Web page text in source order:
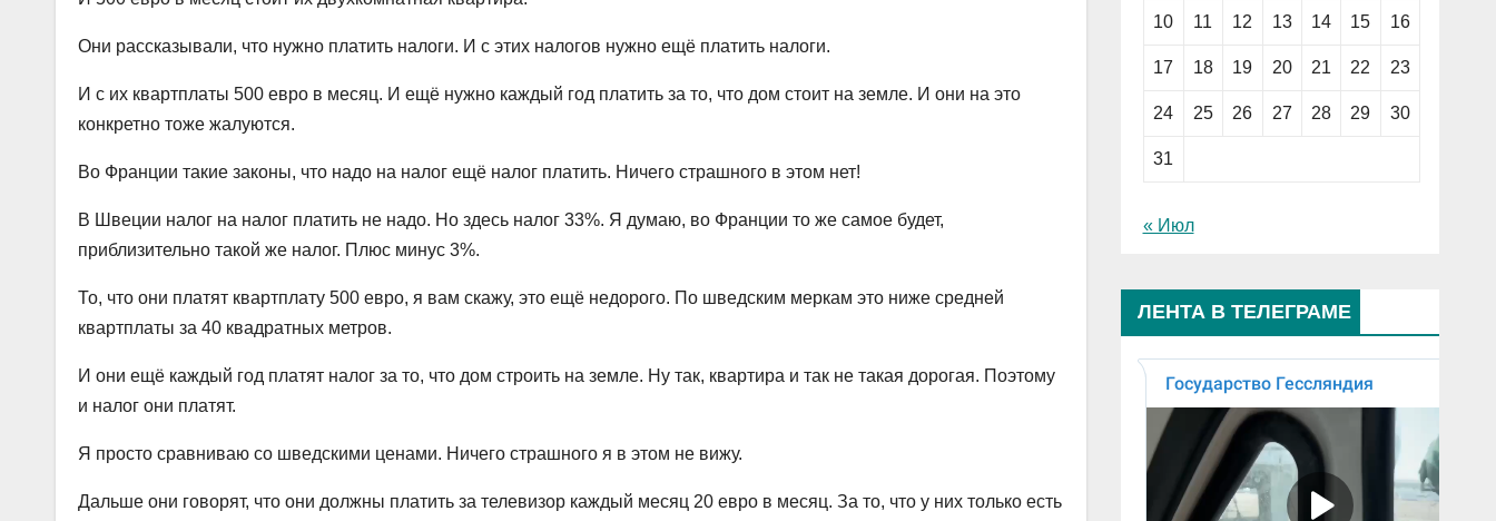
Они рассказывали, что нужно платить налоги. И с этих налогов нужно ещё платить налоги.
И с их квартплаты 500 евро в месяц. И ещё нужно каждый год платить за то, что дом стоит на земле. И они на это
конкретно тоже жалуются.
Во Франции такие законы, что надо на налог ещё налог платить. Ничего страшного в этом нет!
В Швеции налог на налог платить не надо. Но здесь налог 33%. Я думаю, во Франции то же самое будет,
приблизительно такой же налог. Плюс минус 3%.
То, что они платят квартплату 500 евро, я вам скажу, это ещё недорого. По шведским меркам это ниже средней
квартплаты за 40 квадратных метров.
И они ещё каждый год платят налог за то, что дом строить на земле. Ну так, квартира и так не такая дорогая. Поэтому
и налог они платят.
Я просто сравниваю со шведскими ценами. Ничего страшного я в этом не вижу.
Дальше они говорят, что они должны платить за телевизор каждый месяц 20 евро в месяц. За то, что у них только есть
10 11 12 13 14 15 16
17 18 19 20 21 22 23
24 25 26 27 28 29 30
31
« Июл
ЛЕНТА В ТЕЛЕГРАМЕ